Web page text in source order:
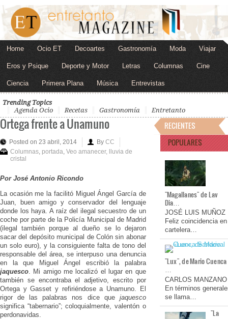
Home Ocio ET Decoartes Gastronomía Moda Viajar
Eros y Psique Deporte y Motor Letras Columnas Cine
Ciencia Primera Plana Música Entrevistas
Trending Topics
Agenda Ocio
Recetas Gastronomía Entretanto
Ortega frente a Unamuno
Posted on 23 abril, 2014 By CC
Columnas portada Veo amanecer, lluvia de
cristal
Por José Antonio Ricondo
La ocasión me la facilitó Miguel Ángel García de
Juan, buen amigo y conservador del lenguaje
donde los haya. A raíz del ilegal secuestro de un
coche por parte de la Policía Municipal de Madrid
(ilegal también porque al dueño se lo dejaron
sacar del depósito municipal de Colón sin abonar
un solo euro), y la consiguiente falta de tono del
responsable del área, se interpuso una denuncia
en la que Miguel Ángel escribió la palabra
jaquesco . Mi amigo me localizó el lugar en que
también se encontraba el adjetivo, escrito por
Ortega y Gasset y refiriéndose a Unamuno. El
rigor de las palabras nos dice que jaquesco
significa “tabernario”; coloquialmente, valentón o
perdonavidas.
RECIENTES
POPULARES
"Magallanes" de Lav
Dia…
JOSÉ LUIS MUÑOZ
Feliz coincidencia en
cartelera…
"Lux", de Mario Cuenca
…
CARLOS MANZANO
En términos
se llama…
"La